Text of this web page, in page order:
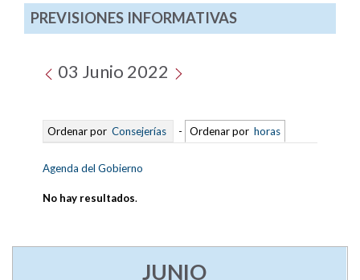
PREVISIONES INFORMATIVAS
03 Junio 2022
Ordenar por Consejerías - Ordenar por horas
Agenda del Gobierno
No hay resultados.
JUNIO